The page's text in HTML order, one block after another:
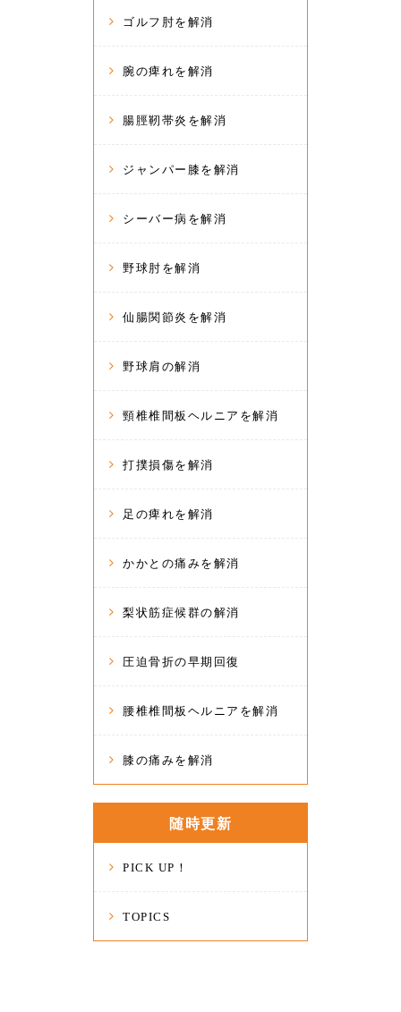
ゴルフ肘を解消
腕の痺れを解消
腸脛靭帯炎を解消
ジャンパー膝を解消
シーバー病を解消
野球肘を解消
仙腸関節炎を解消
野球肩の解消
頸椎椎間板ヘルニアを解消
打撲損傷を解消
足の痺れを解消
かかとの痛みを解消
梨状筋症候群の解消
圧迫骨折の早期回復
腰椎椎間板ヘルニアを解消
膝の痛みを解消
随時更新
PICK UP！
TOPICS